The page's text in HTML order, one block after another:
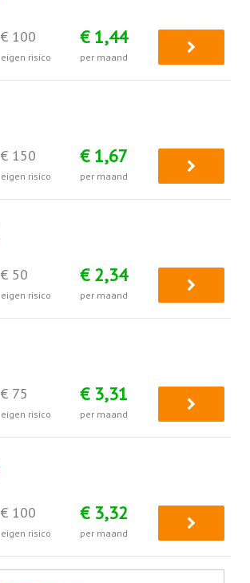
€ 100
eigen risico
€ 1,44
per maand
€ 150
eigen risico
€ 1,67
per maand
€ 50
eigen risico
€ 2,34
per maand
€ 75
eigen risico
€ 3,31
per maand
€ 100
eigen risico
€ 3,32
per maand